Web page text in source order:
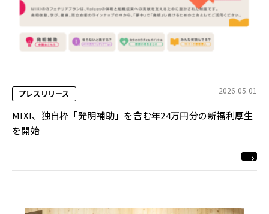
プレスリリース 2026.05.01
MIXI、独自枠「発明補助」を含む年24万円分の新福利厚生
を開始